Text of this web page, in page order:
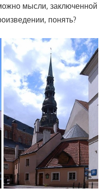
мысли, заключенной
понять?